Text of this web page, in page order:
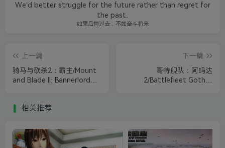
We’d better struggle for the future rather than regret for
the past.
如果后悔过去，不如奋斗将来
上一篇
骑马与砍杀2：霸主/Mount
and Blade II: Bannerlord
下一篇
哥特舰队：阿玛达
2/Battlefleet Gothic:
相关推荐